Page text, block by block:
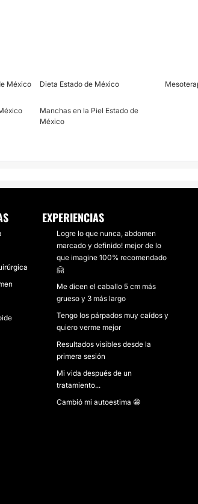
México Dieta Estado de México
Manchas en la Piel Estado de
México
EXPERIENCIAS
Logre lo que nunca, abdomen
marcado y definido! mejor de lo
que imagine 100% recomendado
🤗
Me dicen el caballo 5 cm más
grueso y 3 más largo
Tengo los párpados muy caídos y
quiero verme mejor
Resultados visibles desde la
primera sesión
Mi vida después de un
tratamiento...
Cambió mi autoestima 😁